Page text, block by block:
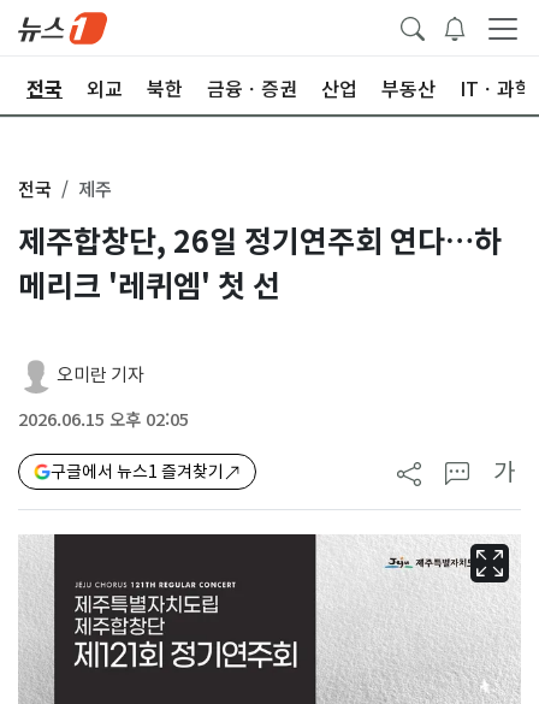
전국 외교 북한 금융ㆍ증권 산업 부동산 ITㆍ과학
전국 제주
제주합창단, 26일 정기연주회 연다…하
메리크 '레퀴엠' 첫 선
오미란 기자
2026.06.15 오후 02:05
구글에서 뉴스1 즐겨찾기 가